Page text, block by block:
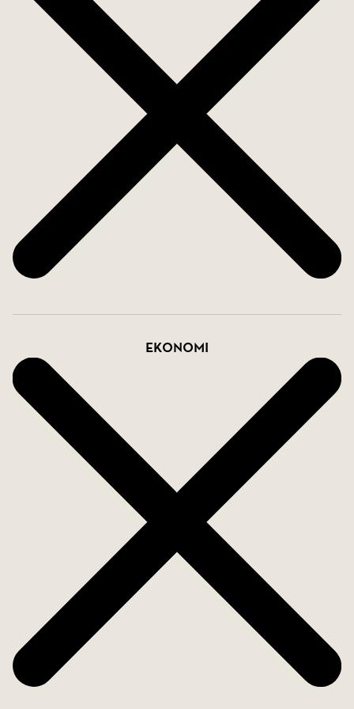
restauranger och kaféer. Dessutom har du smidig
tillgång till både pendeltåg och tvärbana endast 4
min promenad bort vid Årstaberg vilket gör det
enkelt att ta dig till stadens puls. Gillar du natur är
vackra promenadstråk vid Årstaviken runt knuten.
Södermalm tar du dig enkelt till via cykel eller till
fots via Årstabron.
Denna lägenhet är helt enkelt det perfekta
hemmet för dig som söker en harmonisk och
funktionell boendemiljö med närhet till stadens
bekvämligheter.
Ekonomi